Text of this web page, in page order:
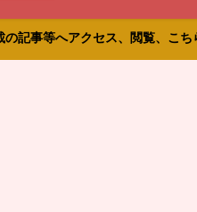
記事等へアクセス、閲覧、こ